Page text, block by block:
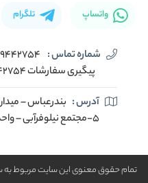
واتساپ تلگرام
شماره تماس :
پیگیری سفارشات 09179442754
آدرس : بندرعباس –
5-مجتمع نیلوفرآبی – واحد17
تمام حقوق معنوی این سایت مربوط به